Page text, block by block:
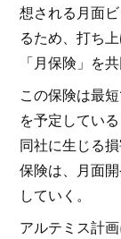
想される月面
るため、打ち
「月保険」を
この保険は最
を予定してい
同社に生じる
保険は、月面
していく。
アルテミス計